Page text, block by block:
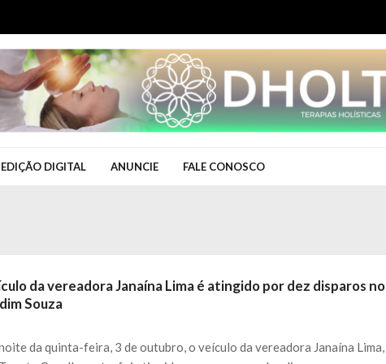
EDIÇÃO DIGITAL ANUNCIE FALE CONOSCO
da vereadora Janaína Lima é atingido por dez disparos no
Souza
da quinta-feira, 3 de outubro, o veículo da vereadora Janaína Lima,